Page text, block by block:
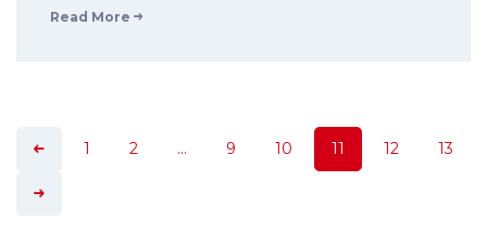
Read More
1 2 … 9 10 11 12 13